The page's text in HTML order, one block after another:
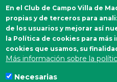
carretera de Castilla, km 2
Moncloa-Aravaca.
Autobuses desde Moncloa:
En el Club de Campo Villa de
propias y de terceros para
de los usuarios y mejorar así
la Política de cookies para
cookies que usamos, su
Más información sobre la
Necesarias